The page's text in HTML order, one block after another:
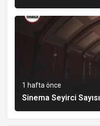
1 hafta önce
Sinema Seyirci Sayısı